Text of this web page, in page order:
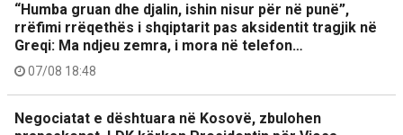
“Humba gruan dhe djalin, ishin nisur për në punë”,
rrëfimi rrëqethës i shqiptarit pas aksidentit tragjik në
Greqi: Ma ndjeu zemra, i mora në telefon…
07/08 18:48
Negociatat e dështuara në Kosovë, zbulohen